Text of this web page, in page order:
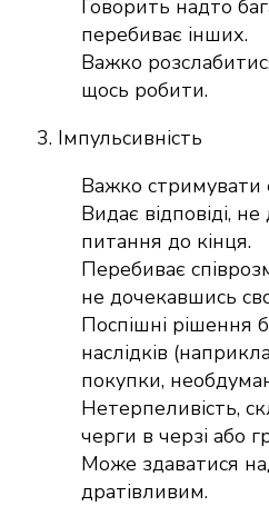
Говорить надто
перебиває інших.
Важко
щось робити.
3. Імпульсивність
Важко стримувати
Видає відповіді,
питання до кінця.
Перебиває
не дочекавшись
Поспішні рішення
наслідків
покупки,
Нетерпеливість,
черги в черзі або
Може здаватися
дратівливим.